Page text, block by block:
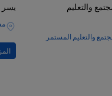
والتعليم
والتعليم المستمر
يسر